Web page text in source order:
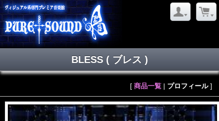
BLESS( ブレス )
[ 商品一覧 | プロフィール]